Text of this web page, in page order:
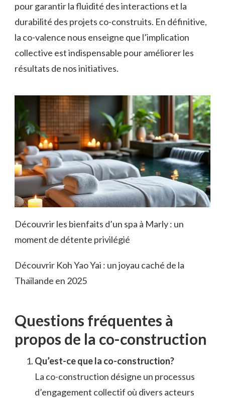
pour garantir la fluidité des interactions et la
durabilité des projets co-construits. En définitive,
la co-valence nous enseigne que l’implication
collective est indispensable pour améliorer les
résultats de nos initiatives.
Découvrir les bienfaits d’un spa à Marly : un
moment de détente privilégié
Découvrir Koh Yao Yai : un joyau caché de la
Thaïlande en 2025
Questions fréquentes à
propos de la co-construction
Qu’est-ce que la co-construction?
La co-construction désigne un processus
d’engagement collectif où divers acteurs